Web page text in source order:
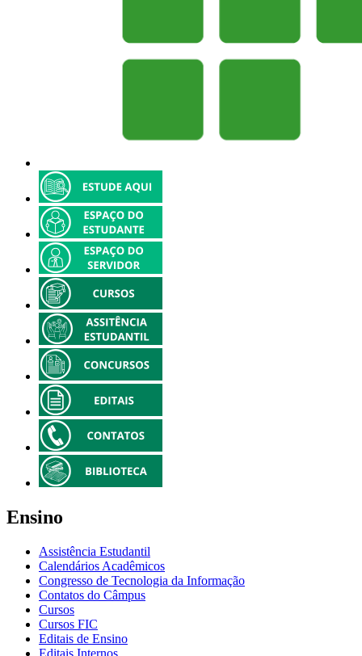
Ensino
Assistência Estudantil
Calendários Acadêmicos
Congresso de Tecnologia da Informação
Contatos do Câmpus
Cursos
Cursos FIC
Editais de Ensino